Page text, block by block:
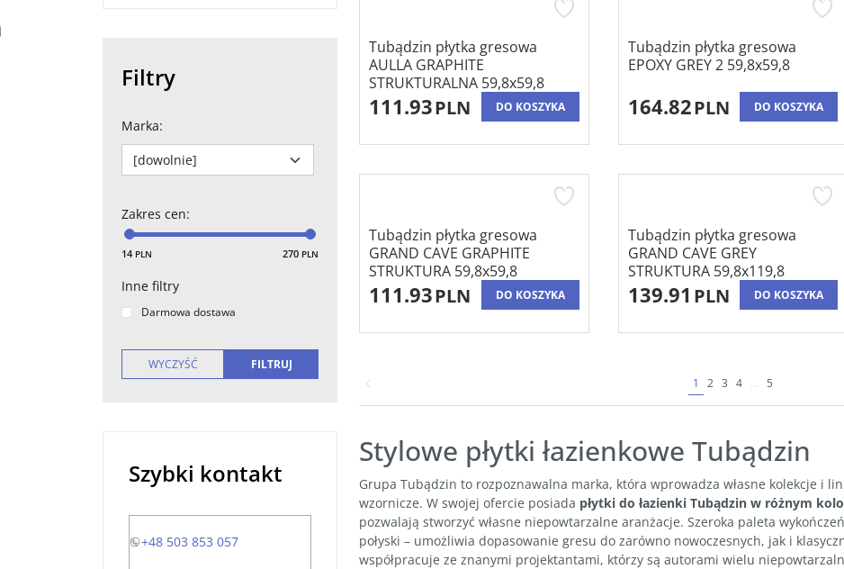
Tubądzin płytka gresowa
AULLA GRAPHITE
STRUKTURALNA 59,8x59,8
111.93PLN DO KOSZYKA
Tubądzin płytka gresowa
EPOXY GREY 2 59,8x59,8
164.82PLN DO KOSZYKA
Tubądzin płytka gresowa
GRAND CAVE GRAPHITE
STRUKTURA 59,8x59,8
111.93PLN DO KOSZYKA
Tubądzin płytka gresowa
GRAND CAVE GREY
STRUKTURA 59,8x119,8
139.91 PLN DO KOSZYKA
1 2 3 4 ... 5
Stylowe płytki łazienkowe Tubądzin
Grupa Tubądzin to rozpoznawalna marka, która wprowadza własne kolekcje i
wzornicze. W swojej ofercie posiada płytki do łazienki Tubądzin w różnym
pozwalają stworzyć własne niepowtarzalne aranżacje. Szeroka paleta
połyski – umożliwia dopasowanie gresu do zarówno nowoczesnych, jak i
współpracuje ze znanymi projektantami, którzy są autorami wielu
Filtry
Marka:
Zakres cen:
14 PLN 270 PLN
Inne filtry
Darmowa dostawa
Szybki kontakt
+48 503 853 057